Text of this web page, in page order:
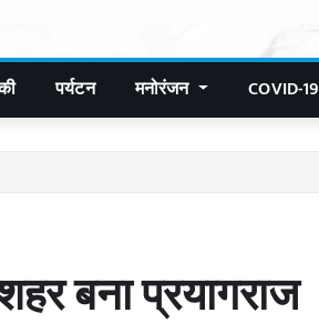
पर्यटन मनोरंजन COVID-19
बना प्रयागराज